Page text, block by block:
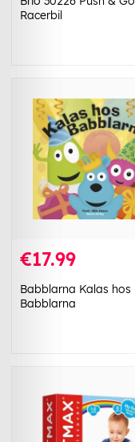
Racerbil
€17.99
Babblarna Kalas hos
Babblarna